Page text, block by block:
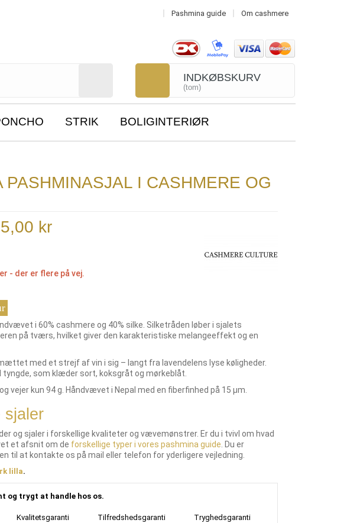
Pashmina guide Om cashmere
INDKØBSKURV
(tom)
STRIK BOLIGINTERIØR
I CASHMERE OG
kr
- der er flere på vej.
i 60% cashmere og 40% silke. Silketråden løber i sjalets
på tværs, hvilket giver den karakteristiske melangeeffekt og en
med et strejf af vin i sig – langt fra lavendelens lyse køligheder.
som klæder sort, koksgråt og mørkeblåt.
vejer kun 94 g. Håndvævet i Nepal med en fiberfinhed på 15 µm.
og sjaler i forskellige kvaliteter og vævemønstrer. Er du i tvivl om hvad
et afsnit om de forskellige typer i vores pashmina guide . Du er
til at kontakte os på mail eller telefon for yderligere vejledning.
lilla.
og trygt at handle hos os.
Kvalitetsgaranti Tilfredshedsgaranti Tryghedsgaranti